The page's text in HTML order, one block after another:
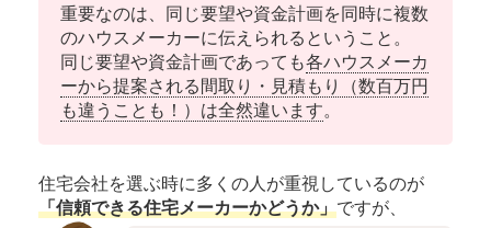
重要なのは、同じ要望や資金計画を同時に複数
のハウスメーカーに伝えられるということ。
同じ要望や資金計画であっても各ハウスメーカ
ーから提案される間取り・見積もり（数百万円
も違うことも！）は全然違います。
住宅会社を選ぶ時に多くの人が重視しているのが
「信頼できる住宅メーカーかどうか」ですが、